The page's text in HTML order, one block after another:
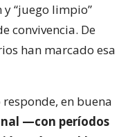
“juego limpio”
convivencia. De
han marcado esa
en buena
—con períodos